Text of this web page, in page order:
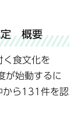
定 概要
食文化を
が始動するに
から131件を認